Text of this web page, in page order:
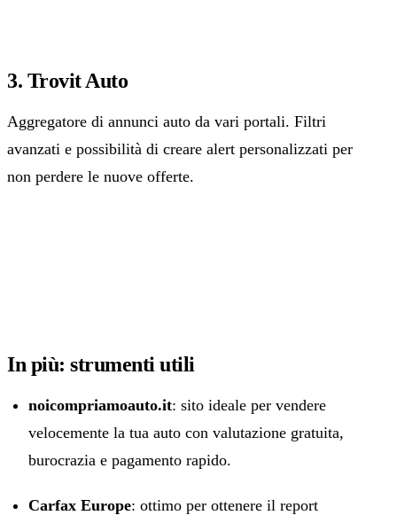
3. Trovit Auto
Aggregatore di annunci auto da vari portali. Filtri
avanzati e possibilità di creare alert personalizzati per
non perdere le nuove offerte.
In più: strumenti utili
noicompriamoauto.it: sito ideale per vendere
velocemente la tua auto con valutazione gratuita,
burocrazia e pagamento rapido.
Carfax Europe: ottimo per ottenere il report